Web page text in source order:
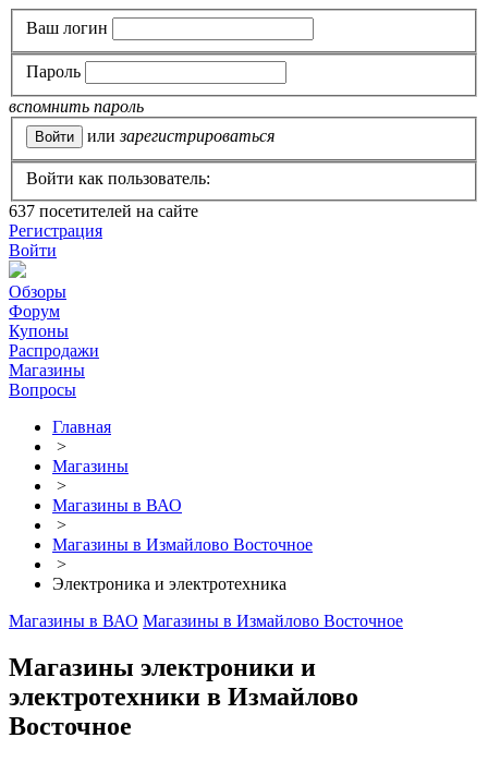
Ваш логин
Пароль
вспомнить пароль
или зарегистрироваться
Войти как пользователь:
637 посетителей на сайте
Регистрация
Войти
Обзоры
Форум
Купоны
Распродажи
Магазины
Вопросы
Главная
>
Магазины
>
Магазины в ВАО
>
Магазины в Измайлово Восточное
>
Электроника и электротехника
Магазины в ВАО Магазины в Измайлово Восточное
Магазины электроники и
электротехники в Измайлово
Восточное